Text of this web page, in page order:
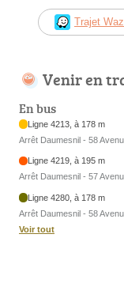
Trajet
Venir en
En bus
Ligne 4213, à 178 m
Arrêt Daumesnil - 58
Ligne 4219, à 195 m
Arrêt Daumesnil - 57
Ligne 4280, à 178 m
Arrêt Daumesnil - 58
Voir tout